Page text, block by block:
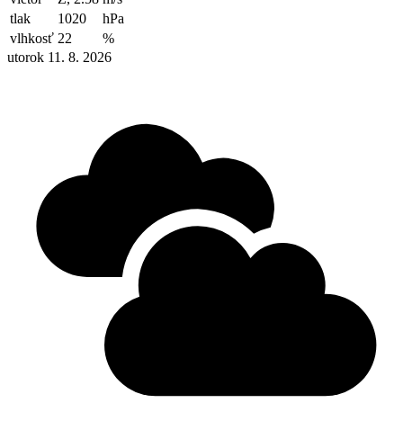
tlak
1020
hPa
vlhkosť 22
%
utorok 11. 8. 2026